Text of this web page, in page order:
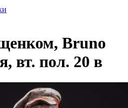
Bruno
вт. пол. 20 в